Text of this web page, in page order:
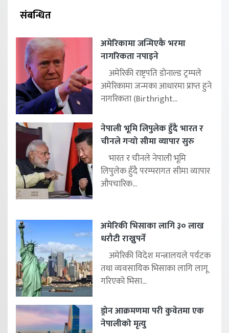
संबन्धित
अमेरिकामा जन्मिएकै भरमा
नागरिकता नपाइने
अमेरिकी राष्ट्रपति डोनाल्ड ट्रम्पले
अमेरिकामा जन्मका आधारमा प्राप्त हुने
नागरिकता (Birthright...
नेपाली भूमि लिपुलेक हुँदै भारत र
चीनले गर्‍यो सीमा व्यापार सुरु
भारत र चीनले नेपाली भूमि
लिपुलेक हुँदै परम्परागत सीमा व्यापार
औपचारिक...
अमेरिकी भिसाका लागि ३० लाख
धरौटी राख्नुपर्ने
अमेरिकी विदेश मन्त्रालयले पर्यटक
तथा व्यवसायिक भिसाका लागि लागू
गरिएको भिसा...
ड्रोन आक्रमणमा परी कुवेतमा एक
नेपालीको मृत्यु